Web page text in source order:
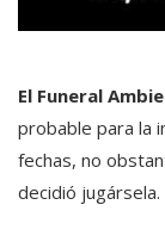
El Funeral
probable para la
fechas, no
decidió jugársela.